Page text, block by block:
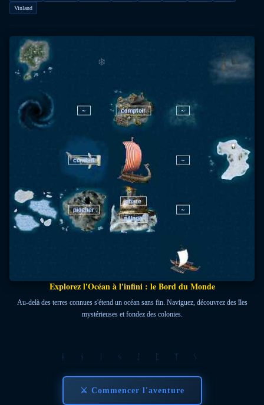
Vinland
Explorez l'Océan à l'infini : le Bord du Monde
Au-delà des terres connues s'étend un océan sans fin. Naviguez, découvrez des îles
mystérieuses et fondez des colonies.
ᚺ ᚾ ᛁ ᛃ ᛇ ᛈ ᛉ ᛊ
⚔ Commencer l'aventure